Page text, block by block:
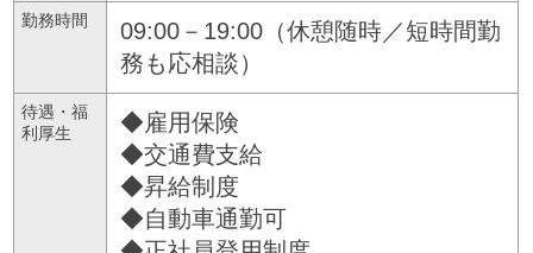
勤務時間
09:00－19:00（休憩随時／短時間勤
務も応相談）
待遇・福
利厚生
◆雇用保険
◆交通費支給
◆昇給制度
◆自動車通勤可